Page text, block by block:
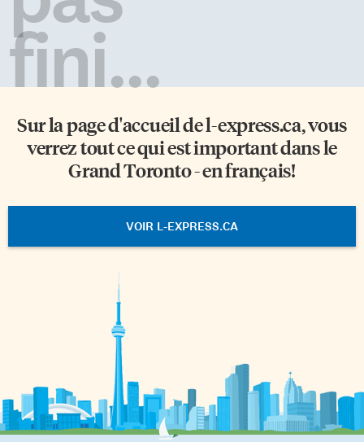
fini...
Sur la page d'accueil del-express.ca, vous
verrez tout ce qui est important dans le
Grand Toronto - en français!
VOIR L-EXPRESS.CA